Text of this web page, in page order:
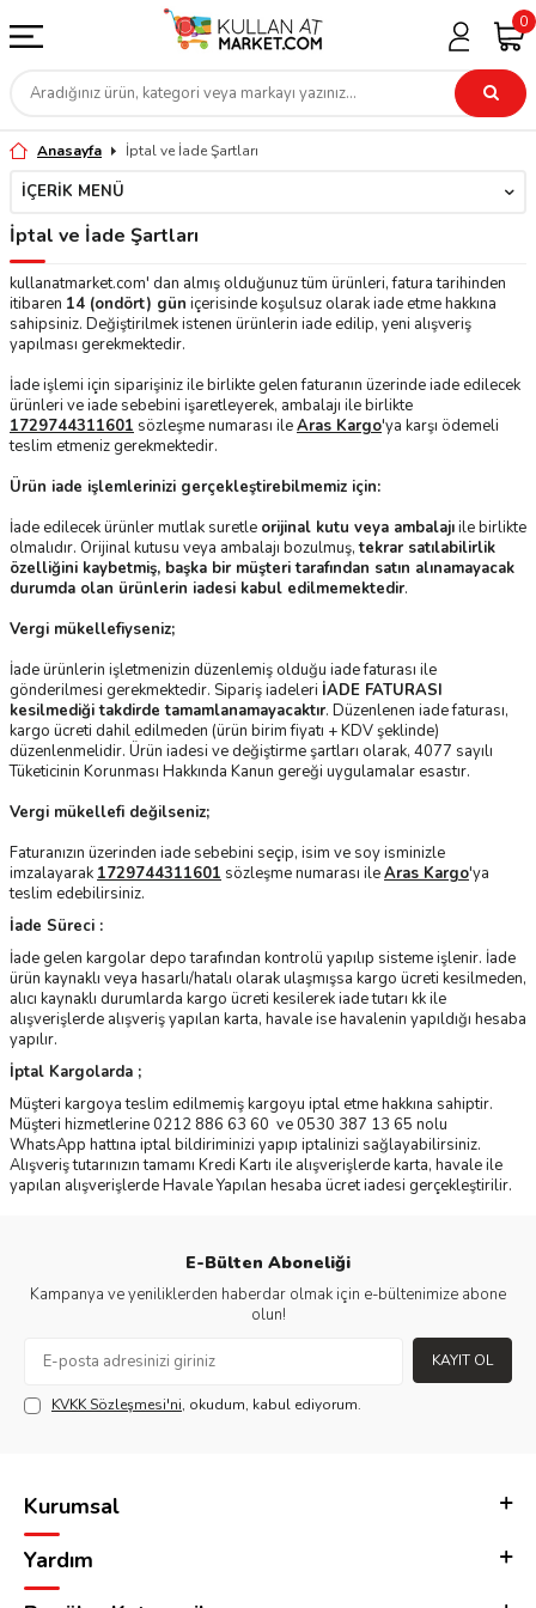
0
Anasayfa İptal ve İade Şartları
İÇERIK MENÜ
İptal ve İade Şartları
kullanatmarket.com' dan almış olduğunuz tüm ürünleri, fatura tarihinden
itibaren 14 (ondört) gün içerisinde koşulsuz olarak iade etme hakkına
sahipsiniz. Değiştirilmek istenen ürünlerin iade edilip, yeni alışveriş
yapılması gerekmektedir.
İade işlemi için siparişiniz ile birlikte gelen faturanın üzerinde iade edilecek
ürünleri ve iade sebebini işaretleyerek, ambalajı ile birlikte
1729744311601 sözleşme numarası ileAras Kargo'ya karşı ödemeli
teslim etmeniz gerekmektedir.
Ürün iade işlemlerinizi gerçekleştirebilmemiz için:
İade edilecek ürünler mutlak suretle orijinal kutu veya ambalajıile birlikte
olmalıdır. Orijinal kutusu veya ambalajı bozulmuş,tekrar satılabilirlik
özelliğini kaybetmiş, başka bir müşteri tarafından satın alınamayacak
durumda olan ürünlerin iadesi kabul edilmemektedir.
Vergi mükellefiyseniz;
İade ürünlerin işletmenizin düzenlemiş olduğu iade faturası ile
gönderilmesi gerekmektedir. Sipariş iadeleri İADE FATURASI
kesilmediği takdirde tamamlanamayacaktır. Düzenlenen iade faturası,
kargo ücreti dahil edilmeden (ürün birim fiyatı + KDV şeklinde)
düzenlenmelidir. Ürün iadesi ve değiştirme şartları olarak, 4077 sayılı
Tüketicinin Korunması Hakkında Kanun gereği uygulamalar esastır.
Vergi mükellefi değilseniz;
Faturanızın üzerinden iade sebebini seçip, isim ve soy isminizle
imzalayarak 1729744311601 sözleşme numarası ileAras Kargo'ya
teslim edebilirsiniz.
İade Süreci :
İade gelen kargolar depo tarafından kontrolü yapılıp sisteme işlenir. İade
ürün kaynaklı veya hasarlı/hatalı olarak ulaşmışsa kargo ücreti kesilmeden,
alıcı kaynaklı durumlarda kargo ücreti kesilerek iade tutarı kk ile
alışverişlerde alışveriş yapılan karta, havale ise havalenin yapıldığı hesaba
yapılır.
İptal Kargolarda ;
Müşteri kargoya teslim edilmemiş kargoyu iptal etme hakkına sahiptir.
Müşteri hizmetlerine 0212 886 63 60 ve 0530 387 13 65 nolu
WhatsApp hattına iptal bildiriminizi yapıp iptalinizi sağlayabilirsiniz.
Alışveriş tutarınızın tamamı Kredi Kartı ile alışverişlerde karta, havale ile
yapılan alışverişlerde Havale Yapılan hesaba ücret iadesi gerçekleştirilir.
E-Bülten Aboneliği
Kampanya ve yeniliklerden haberdar olmak için e-bültenimize abone
olun!
KAYIT OL
KVKK Sözleşmesi'ni, okudum, kabul ediyorum.
Kurumsal
Yardım